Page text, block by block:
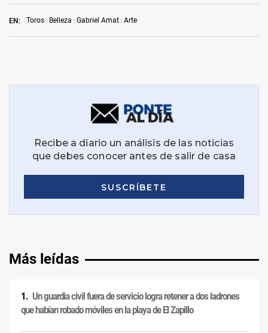
EN: Toros Belleza Gabriel Amat Arte
Más leídas
Un guardia civil fuera de servicio logra retener a dos ladrones
que habían robado móviles en la playa de El Zapillo